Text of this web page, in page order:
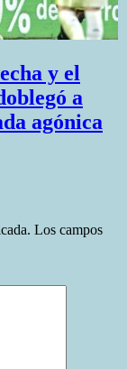
y el
a
agónica
Los campos